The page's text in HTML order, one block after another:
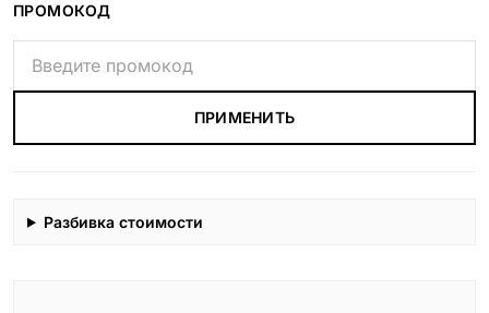
ПРОМОКОД
ПРИМЕНИТЬ
Разбивка стоимости